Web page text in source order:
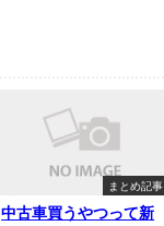
まとめ記事
中古車買うやつって新